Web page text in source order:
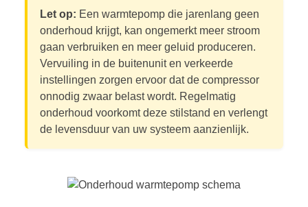
Let op: Een warmtepomp die jarenlang geen
onderhoud krijgt, kan ongemerkt meer stroom
gaan verbruiken en meer geluid produceren.
Vervuiling in de buitenunit en verkeerde
instellingen zorgen ervoor dat de compressor
onnodig zwaar belast wordt. Regelmatig
onderhoud voorkomt deze stilstand en verlengt
de levensduur van uw systeem aanzienlijk.